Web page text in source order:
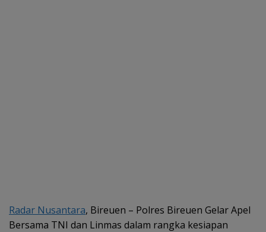
Radar Nusantara, Bireuen – Polres Bireuen Gelar Apel
Bersama TNI dan Linmas dalam rangka kesiapan